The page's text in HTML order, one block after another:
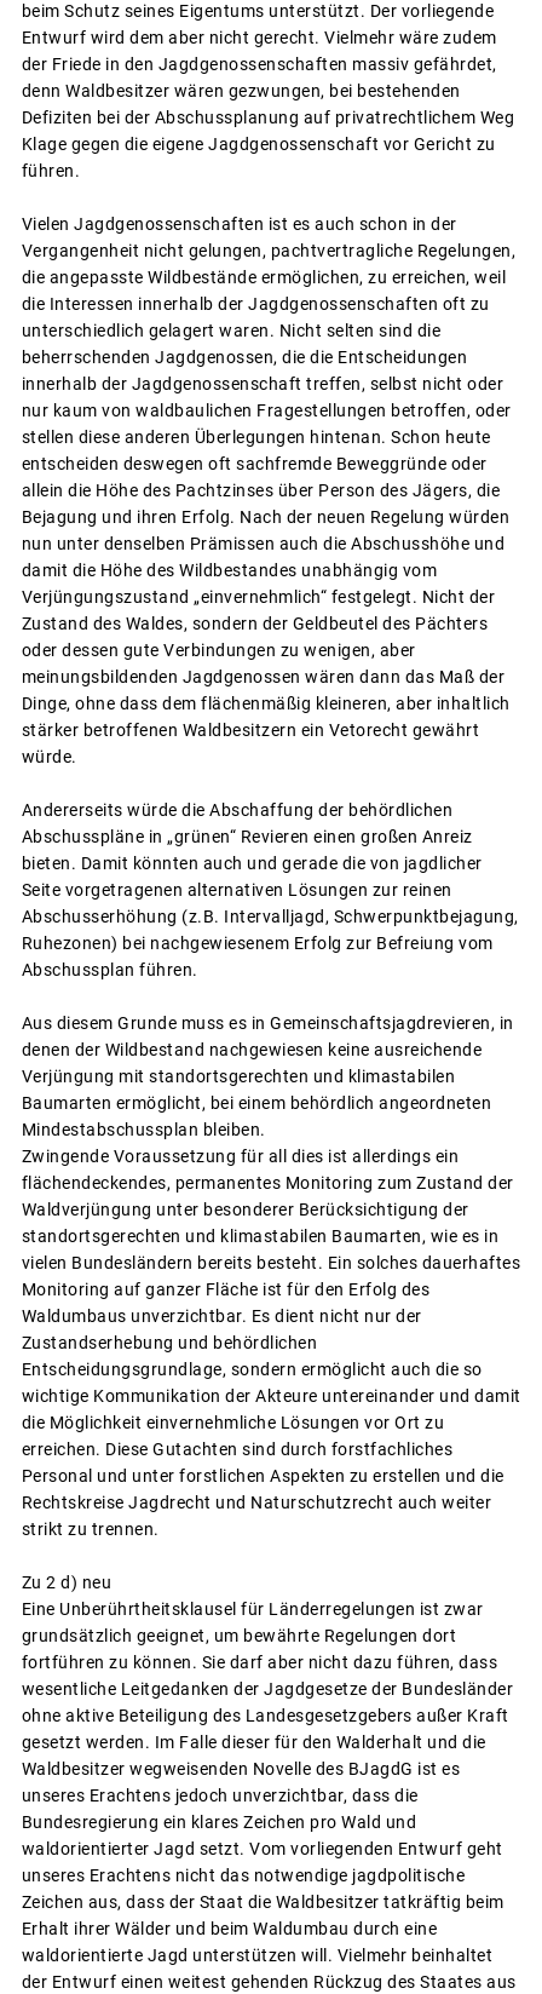
beim Schutz seines Eigentums unterstützt. Der vorliegende
Entwurf wird dem aber nicht gerecht. Vielmehr wäre zudem
der Friede in den Jagdgenossenschaften massiv gefährdet,
denn Waldbesitzer wären gezwungen, bei bestehenden
Defiziten bei der Abschussplanung auf privatrechtlichem Weg
Klage gegen die eigene Jagdgenossenschaft vor Gericht zu
führen.
Vielen Jagdgenossenschaften ist es auch schon in der
Vergangenheit nicht gelungen, pachtvertragliche Regelungen,
die angepasste Wildbestände ermöglichen, zu erreichen, weil
die Interessen innerhalb der Jagdgenossenschaften oft zu
unterschiedlich gelagert waren. Nicht selten sind die
beherrschenden Jagdgenossen, die die Entscheidungen
innerhalb der Jagdgenossenschaft treffen, selbst nicht oder
nur kaum von waldbaulichen Fragestellungen betroffen, oder
stellen diese anderen Überlegungen hintenan. Schon heute
entscheiden deswegen oft sachfremde Beweggründe oder
allein die Höhe des Pachtzinses über Person des Jägers, die
Bejagung und ihren Erfolg. Nach der neuen Regelung würden
nun unter denselben Prämissen auch die Abschusshöhe und
damit die Höhe des Wildbestandes unabhängig vom
Verjüngungszustand „einvernehmlich“ festgelegt. Nicht der
Zustand des Waldes, sondern der Geldbeutel des Pächters
oder dessen gute Verbindungen zu wenigen, aber
meinungsbildenden Jagdgenossen wären dann das Maß der
Dinge, ohne dass dem flächenmäßig kleineren, aber inhaltlich
stärker betroffenen Waldbesitzern ein Vetorecht gewährt
würde.
Andererseits würde die Abschaffung der behördlichen
Abschusspläne in „grünen“ Revieren einen großen Anreiz
bieten. Damit könnten auch und gerade die von jagdlicher
Seite vorgetragenen alternativen Lösungen zur reinen
Abschusserhöhung (z.B. Intervalljagd, Schwerpunktbejagung,
Ruhezonen) bei nachgewiesenem Erfolg zur Befreiung vom
Abschussplan führen.
Aus diesem Grunde muss es in Gemeinschaftsjagdrevieren, in
denen der Wildbestand nachgewiesen keine ausreichende
Verjüngung mit standortsgerechten und klimastabilen
Baumarten ermöglicht, bei einem behördlich angeordneten
Mindestabschussplan bleiben.
Zwingende Voraussetzung für all dies ist allerdings ein
flächendeckendes, permanentes Monitoring zum Zustand der
Waldverjüngung unter besonderer Berücksichtigung der
standortsgerechten und klimastabilen Baumarten, wie es in
vielen Bundesländern bereits besteht. Ein solches dauerhaftes
Monitoring auf ganzer Fläche ist für den Erfolg des
Waldumbaus unverzichtbar. Es dient nicht nur der
Zustandserhebung und behördlichen
Entscheidungsgrundlage, sondern ermöglicht auch die so
wichtige Kommunikation der Akteure untereinander und damit
die Möglichkeit einvernehmliche Lösungen vor Ort zu
erreichen. Diese Gutachten sind durch forstfachliches
Personal und unter forstlichen Aspekten zu erstellen und die
Rechtskreise Jagdrecht und Naturschutzrecht auch weiter
strikt zu trennen.
Zu 2 d) neu
Eine Unberührtheitsklausel für Länderregelungen ist zwar
grundsätzlich geeignet, um bewährte Regelungen dort
fortführen zu können. Sie darf aber nicht dazu führen, dass
wesentliche Leitgedanken der Jagdgesetze der Bundesländer
ohne aktive Beteiligung des Landesgesetzgebers außer Kraft
gesetzt werden. Im Falle dieser für den Walderhalt und die
Waldbesitzer wegweisenden Novelle des BJagdG ist es
unseres Erachtens jedoch unverzichtbar, dass die
Bundesregierung ein klares Zeichen pro Wald und
waldorientierter Jagd setzt. Vom vorliegenden Entwurf geht
unseres Erachtens nicht das notwendige jagdpolitische
Zeichen aus, dass der Staat die Waldbesitzer tatkräftig beim
Erhalt ihrer Wälder und beim Waldumbau durch eine
waldorientierte Jagd unterstützen will. Vielmehr beinhaltet
der Entwurf einen weitest gehenden Rückzug des Staates aus